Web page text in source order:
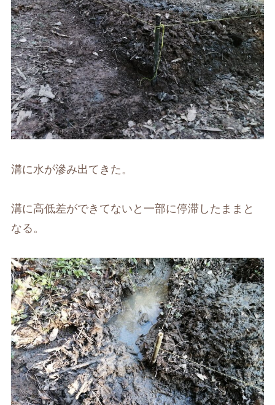
溝に水が滲み出てきた。
溝に高低差ができてないと一部に停滞したままと
なる。